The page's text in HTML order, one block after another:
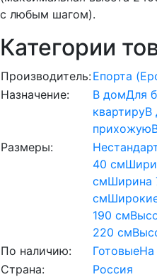
с любым шагом).
Категории
Производитель:Епорта
Назначение:
В домДля
квартируВ
прихожую
Размеры:
40 см
смШирина
см
190 см
220 см
По наличию:
ГотовыеНа
Страна:
Россия